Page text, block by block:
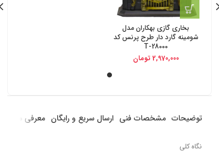
بخاری گازی بهکاران مدل
شومینه گارد دار طرح پرنس کد
T-28000
2,970,000 تومان
توضیحات مشخصات فنی ارسال سریع و رایگان معرفی
نگاه کلی